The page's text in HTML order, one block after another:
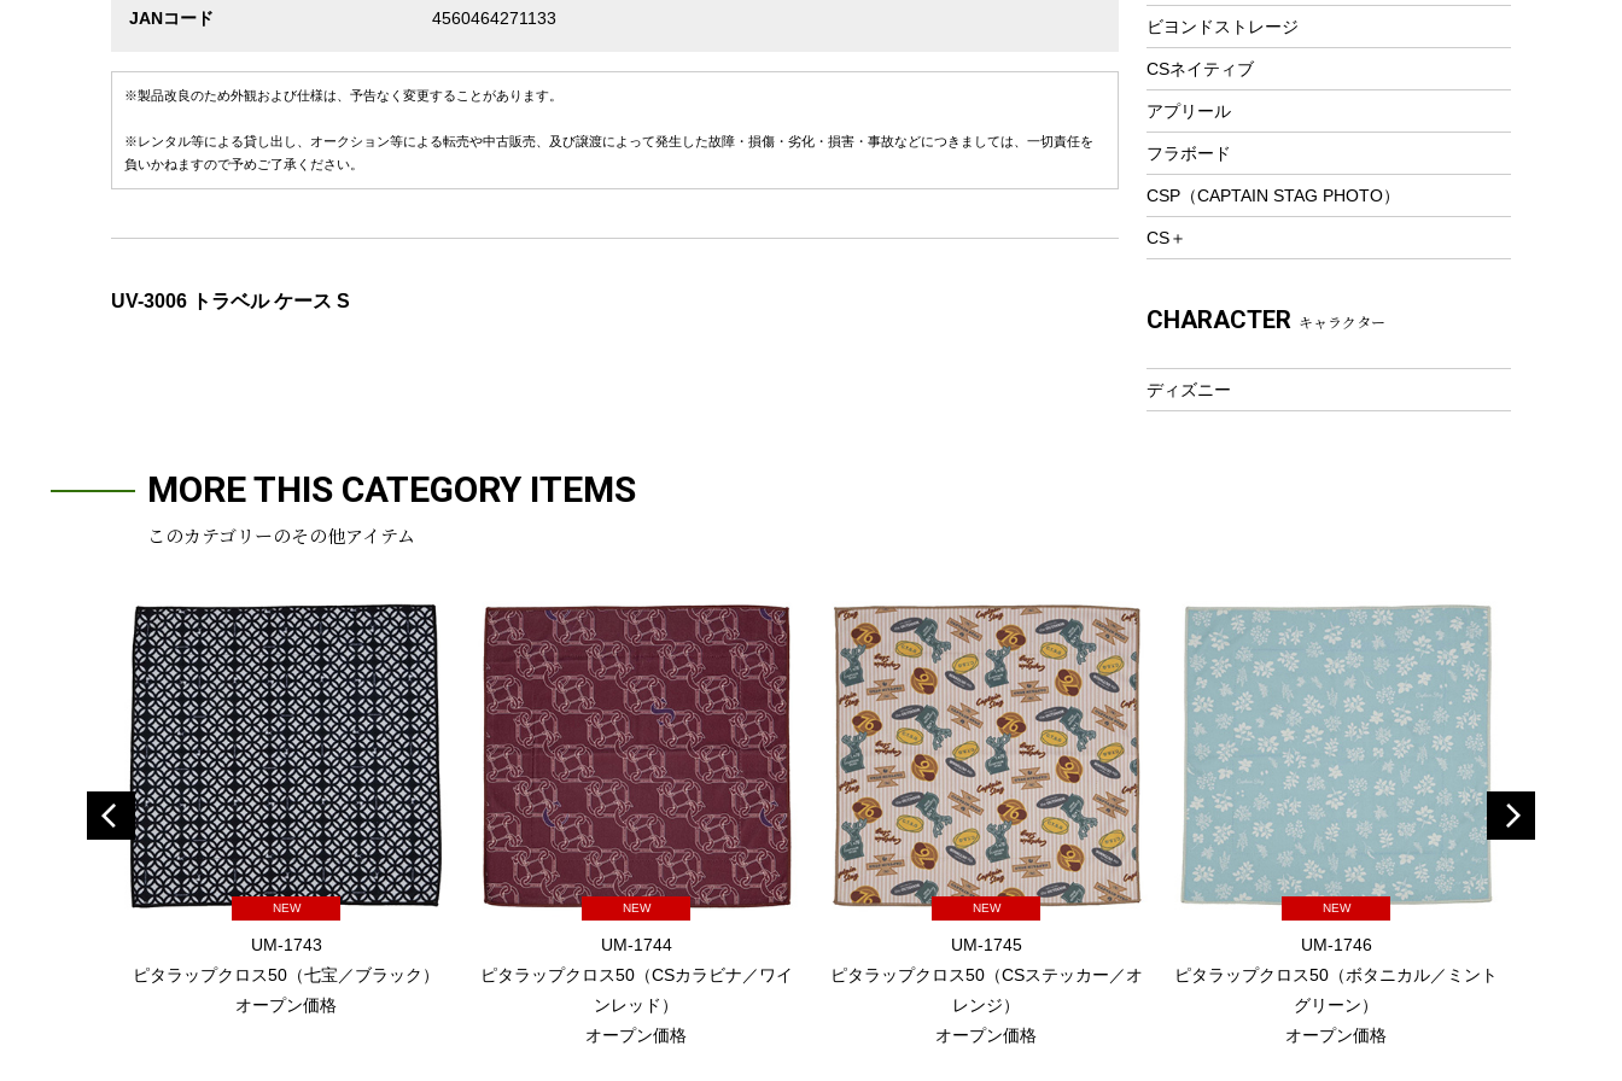
JANコード 4560464271133
※製品改良のため外観および仕様は、予告なく変更することがあります。
※レンタル等による貸し出し、オークション等による転売や中古販売、及び譲渡によって発生した故障・損傷・劣化・損害・事故などにつきましては、一切責任を
負いかねますので予めご了承ください。
UV-3006 トラベル ケース S
ツール&アクセサリー
トレッキング
トレッキングステッキ
トレッキングアクセサリー
プレイグッズ
ウェルネス
フィットネス
アクセサリー
ビヨンドストレージ
CSネイティブ
アプリール
フラボード
CSP（CAPTAIN STAG PHOTO）
CS＋
CHARACTER キャラクター
ディズニー
MORE THIS CATEGORY ITEMS
このカテゴリーのその他アイテム
NEW
UM-1743
ピタラップクロス50（七宝／ブラック）
オープン価格
NEW
UM-1744
ピタラップクロス50（CSカラビナ／ワイ
ンレッド）
オープン価格
NEW
UM-1745
ピタラップクロス50（CSステッカー／オ
レンジ）
オープン価格
NEW
UM-1746
ピタラップクロス50（ボタニカル／ミント
グリーン）
オープン価格